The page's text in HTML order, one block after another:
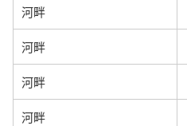
河畔
河畔
河畔
河畔